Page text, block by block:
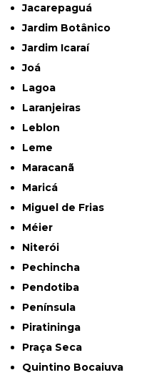
Jacarepaguá
Jardim Botânico
Jardim Icaraí
Joá
Lagoa
Laranjeiras
Leblon
Leme
Maracanã
Maricá
Miguel de Frias
Méier
Niterói
Pechincha
Pendotiba
Península
Piratininga
Praça Seca
Quintino Bocaiuva